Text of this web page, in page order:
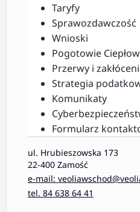
Taryfy
Sprawozdawczość
Wnioski
Pogotowie
Przerwy i
Strategia
Komunikaty
Formularz
ul. Hrubieszowska 173
22-400 Zamość
e-mail:
tel. 84 638 64 41